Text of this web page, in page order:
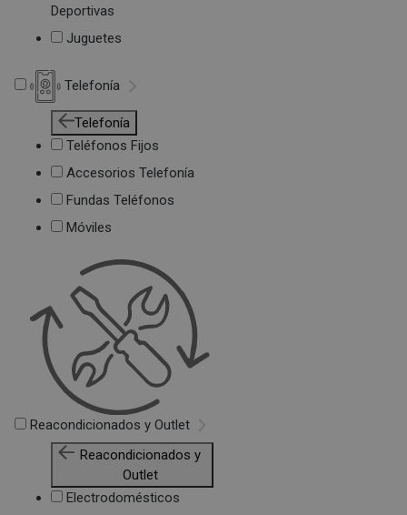
Deportivas
Juguetes
Telefonía
Telefonía
Teléfonos Fijos
Accesorios Telefonía
Fundas Teléfonos
Móviles
Reacondicionados y Outlet
Reacondicionados y
Outlet
Electrodomésticos